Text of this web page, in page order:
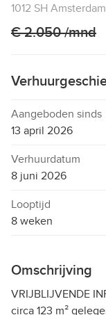
1012 SH Amsterdam
€ 2.050 /mnd
Aangeboden sinds
13 april 2026
Verhuurdatum
8 juni 2026
Looptijd
8 weken
Omschrijving
VRIJBLIJVENDE
circa 123 m²